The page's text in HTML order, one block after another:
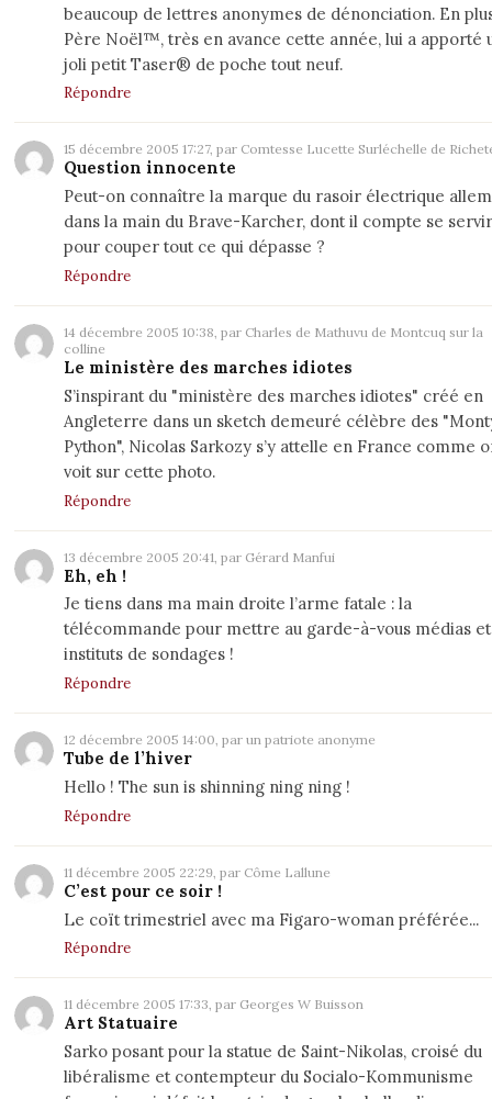
beaucoup de lettres anonymes de dénonciation. En
Père Noël™, très en avance cette année, lui a apporté
joli petit Taser® de poche tout neuf.
Répondre
15 décembre 2005 17:27, par Comtesse Lucette Surléchelle de
Question innocente
Peut-on connaître la marque du rasoir électrique
dans la main du Brave-Karcher, dont il compte se servir
pour couper tout ce qui dépasse ?
Répondre
14 décembre 2005 10:38, par Charles de Mathuvu de Montcuq sur la
colline
Le ministère des marches idiotes
S’inspirant du "ministère des marches idiotes" créé en
Angleterre dans un sketch demeuré célèbre des
Python", Nicolas Sarkozy s’y attelle en France comme
voit sur cette photo.
Répondre
13 décembre 2005 20:41, par Gérard Manfui
Eh, eh !
Je tiens dans ma main droite l’arme fatale : la
télécommande pour mettre au garde-à-vous médias et
instituts de sondages !
Répondre
12 décembre 2005 14:00, par un patriote anonyme
Tube de l’hiver
Hello ! The sun is shinning ning ning !
Répondre
11 décembre 2005 22:29, par Côme Lallune
C’est pour ce soir !
Le coït trimestriel avec ma Figaro-woman préférée...
Répondre
11 décembre 2005 17:33, par Georges W Buisson
Art Statuaire
Sarko posant pour la statue de Saint-Nikolas, croisé du
libéralisme et contempteur du Socialo-Kommunisme